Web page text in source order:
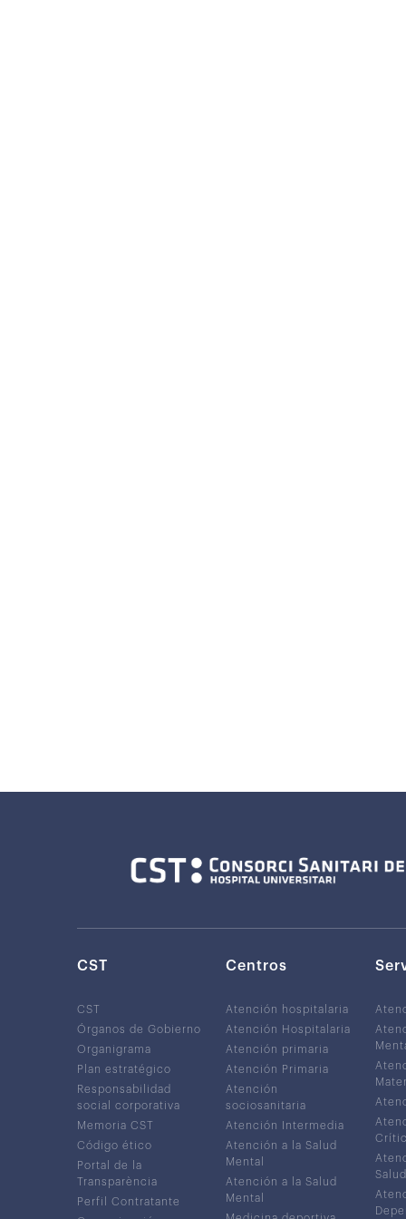
CST
CST
Órganos de Gobierno
Organigrama
Plan estratégico
Responsabilidad
social corporativa
Memoria CST
Código ético
Portal de la
Transparència
Perfil Contratante
Centros
Atención hospitalaria
Atención Hospitalaria
Atención primaria
Atención Primaria
Atención
sociosanitaria
Atención Intermedia
Atención a la Salud
Mental
Atención a la Salud
Mental